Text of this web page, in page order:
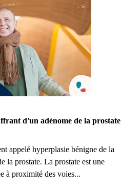
d'un adénome de la prostate
appelé hyperplasie bénigne de la
la prostate. La prostate est une
à proximité des voies...